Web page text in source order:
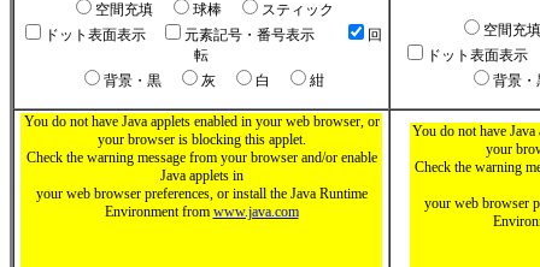
空間充填
球棒
スティック
ドット表面表示
元素記号・番号表示
回
転
背景・黒
灰 白 紺
空間
ドット表面表示
背景
You do not have Java applets enabled in your web browser, or
your browser is blocking this applet.
Check the warning message from your browser and/or enable
Java applets in
your web browser preferences, or install the Java Runtime
Environment from www.java.com
You do not have
your
Check the warning
your web browser